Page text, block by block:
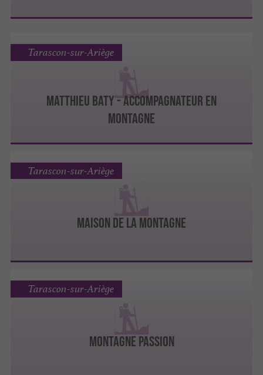
MATTHIEU BATY - ACCOMPAGNATEUR EN
MONTAGNE
Tarascon-sur-Ariège
MAISON DE LA MONTAGNE
Tarascon-sur-Ariège
MONTAGNE PASSION
Tarascon-sur-Ariège